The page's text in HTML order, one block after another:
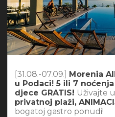
[31.08.-07.09.]
Morenia
u Podaci! 5 ili 7
djece GRATIS! Uživajte
privatnoj plaži,
bogatoj gastro ponudi!